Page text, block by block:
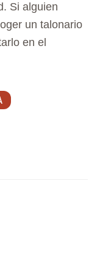
V
Si alguien
un talonario
en el